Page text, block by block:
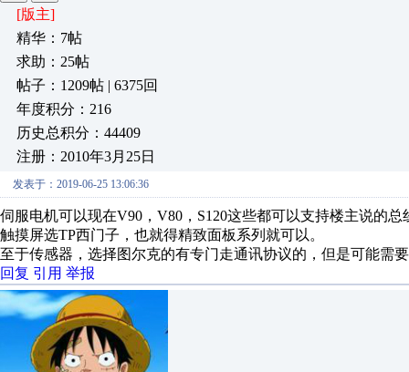
[版主]
精华：7帖
求助：25帖
帖子：1209帖 | 6375回
年度积分：216
历史总积分：44409
注册：2010年3月25日
发表于：2019-06-25 13:06:36
伺服电机可以现在V90，V80，S120这些都可以支持楼主说的总
触摸屏选TP西门子，也就得精致面板系列就可以。
至于传感器，选择图尔克的有专门走通讯协议的，但是可能需
回复 引用 举报